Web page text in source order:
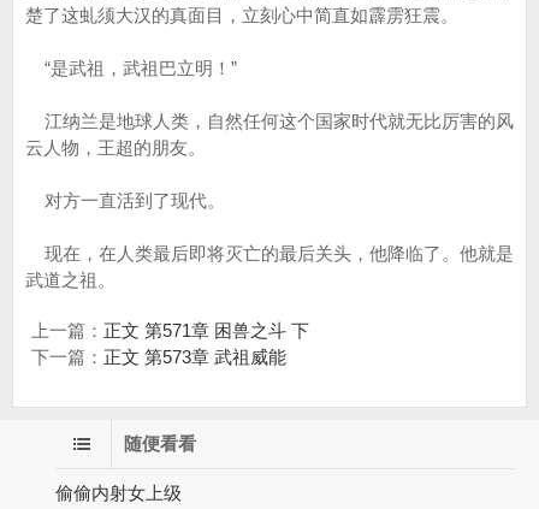
楚了这虬须大汉的真面目，立刻心中简直如霹雳狂震。
“是武祖，武祖巴立明！”
江纳兰是地球人类，自然任何这个国家时代就无比厉害的风
云人物，王超的朋友。
对方一直活到了现代。
现在，在人类最后即将灭亡的最后关头，他降临了。他就是
武道之祖。
上一篇： 正文 第571章 困兽之斗 下
下一篇： 正文 第573章 武祖威能
随便看看
偷偷内射女上级